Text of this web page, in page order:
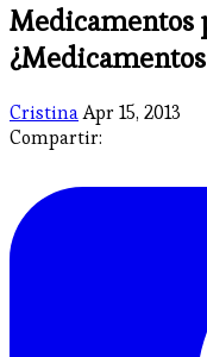
Medicamentos
CristinaApr 15, 2013
Compartir: